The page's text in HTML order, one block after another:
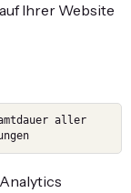
Ihrer Website
aller